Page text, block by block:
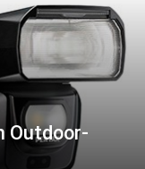
Outdoor-